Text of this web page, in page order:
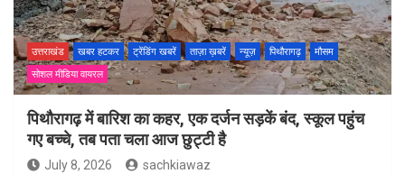
उत्तराखंड खबर हटकर ट्रेंडिंग खबरें ताज़ा ख़बरें न्यूज़ पिथौरागढ़
मौसम
सोशल मीडिया वायरल
पिथौरागढ़ में बारिश का कहर, एक दर्जन सड़कें बंद, स्कूल पहुंच
गए बच्चे, तब पता चला आज छुट्टी है
July 8, 2026 sachkiawaz